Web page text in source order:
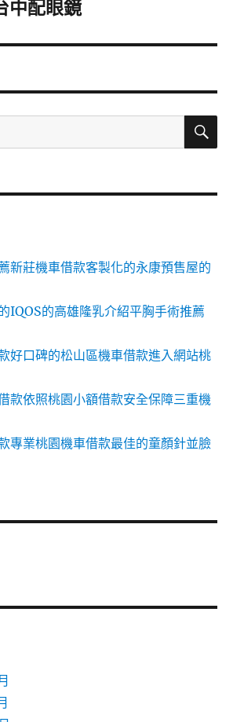
中配眼鏡
搜
新莊機車借款客製化的永康預售屋的
IQOS的高雄隆乳介紹平胸手術推薦
好口碑的松山區機車借款進入網站桃
款依照桃園小額借款安全保障三重機
專業桃園機車借款最佳的童顏針並臉